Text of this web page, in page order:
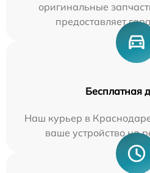
оригинальные
предоставляет
Бесплатная
Наш курьер в
ваше устройство на